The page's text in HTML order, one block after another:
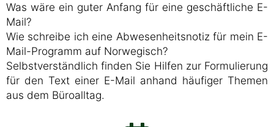
Was wäre ein guter Anfang für eine geschäftliche E-
Mail?
Wie schreibe ich eine Abwesenheitsnotiz für mein E-
Mail-Programm auf Norwegisch?
Selbstverständlich finden Sie Hilfen zur Formulierung
für den Text einer E-Mail anhand häufiger Themen
aus dem Büroalltag.